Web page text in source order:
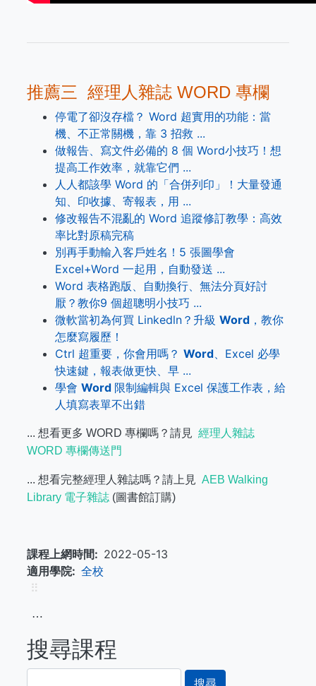
推薦三 經理人雜誌 WORD 專欄
停電了卻沒存檔？ Word 超實用的功能：當
機、不正常關機，靠 3 招救 ...
做報告、寫文件必備的 8 個 Word小技巧！想
提高工作效率，就靠它們 ...
人人都該學 Word 的「合併列印」！大量發通
知、印收據、寄報表，用 ...
修改報告不混亂的 Word 追蹤修訂教學：高效
率比對原稿完稿
別再手動輸入客戶姓名！5 張圖學會
Excel+Word 一起用，自動發送 ...
Word 表格跑版、自動換行、無法分頁好討
厭？教你9 個超聰明小技巧 ...
微軟當初為何買 Linkedln？升級 Word ，教你
怎麼寫履歷！
Ctrl 超重要，你會用嗎？ Word、Excel 必學
快速鍵，報表做更快、早 ...
學會 Word 限制編輯與 Excel 保護工作表，給
人填寫表單不出錯
... 想看更多 WORD 專欄嗎？請見 經理人雜誌
WORD 專欄傳送門
... 想看完整經理人雜誌嗎？請上見 AEB Walking
Library 電子雜誌 (圖書館訂購)
課程上網時間
2022-05-13
適用學院
全校
⠿
⋯
搜尋課程